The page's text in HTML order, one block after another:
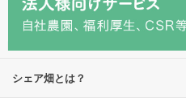
シェア畑とは？